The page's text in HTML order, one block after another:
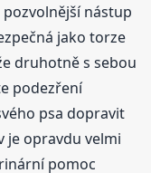
pozvolnější nástup
jako torze
druhotně s sebou
podezření
psa dopravit
je opravdu velmi
pomoc